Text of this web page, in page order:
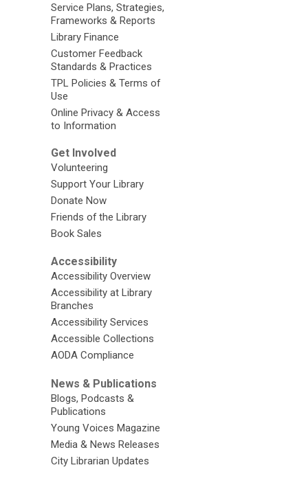
Service Plans, Strategies,
Frameworks & Reports
Library Finance
Customer Feedback
Standards & Practices
TPL Policies & Terms of
Use
Online Privacy & Access
to Information
Get Involved
Volunteering
Support Your Library
Donate Now
Friends of the Library
Book Sales
Accessibility
Accessibility Overview
Accessibility at Library
Branches
Accessibility Services
Accessible Collections
AODA Compliance
News & Publications
Blogs, Podcasts &
Publications
Young Voices Magazine
Media & News Releases
City Librarian Updates